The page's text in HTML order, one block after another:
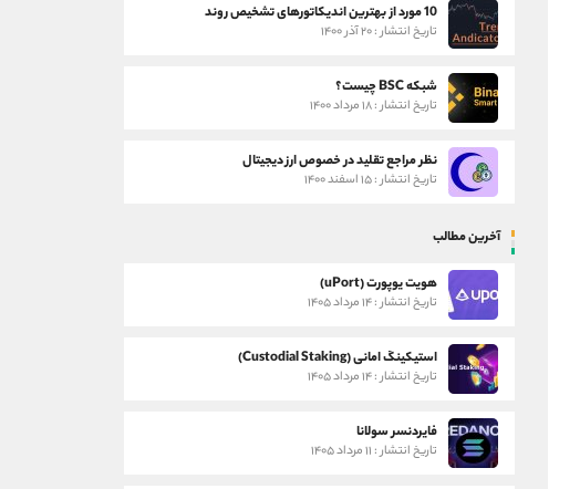
10 مورد از بهترین اندیکاتورهای تشخیص روند
تاریخ انتشار : ۲۰ آذر ۱۴۰۰
شبکه BSC چیست؟
تاریخ انتشار : ۱۸ مرداد ۱۴۰۰
نظر مراجع تقلید در خصوص ارز دیجیتال
تاریخ انتشار : ۱۵ اسفند ۱۴۰۰
آخرین مطالب
هویت یوپورت (uPort)
تاریخ انتشار : ۱۴ مرداد ۱۴۰۵
استیکینگ امانی (Custodial Staking)
تاریخ انتشار : ۱۴ مرداد ۱۴۰۵
فایردنسر سولانا
تاریخ انتشار : ۱۱ مرداد ۱۴۰۵